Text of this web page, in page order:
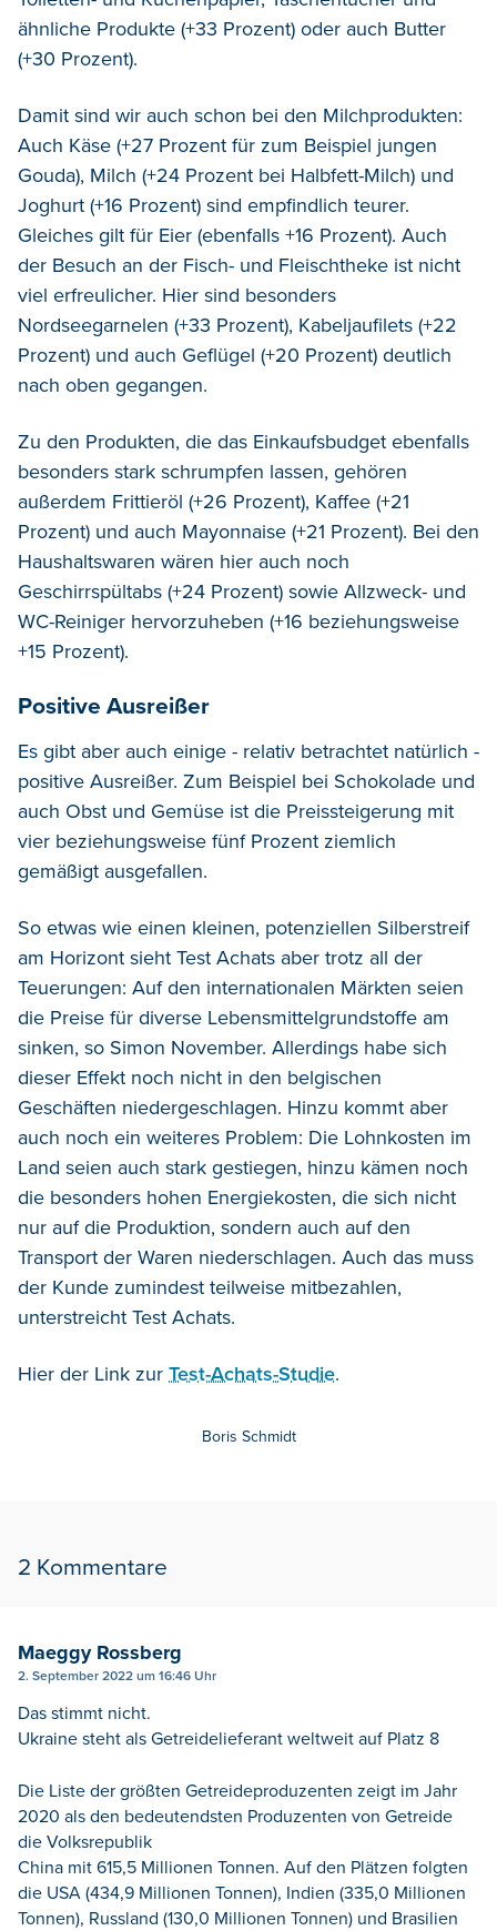
ähnliche Produkte (+33 Prozent) oder auch Butter
(+30 Prozent).
Damit sind wir auch schon bei den Milchprodukten:
Auch Käse (+27 Prozent für zum Beispiel jungen
Gouda), Milch (+24 Prozent bei Halbfett-Milch) und
Joghurt (+16 Prozent) sind empfindlich teurer.
Gleiches gilt für Eier (ebenfalls +16 Prozent). Auch
der Besuch an der Fisch- und Fleischtheke ist nicht
viel erfreulicher. Hier sind besonders
Nordseegarnelen (+33 Prozent), Kabeljaufilets (+22
Prozent) und auch Geflügel (+20 Prozent) deutlich
nach oben gegangen.
Zu den Produkten, die das Einkaufsbudget ebenfalls
besonders stark schrumpfen lassen, gehören
außerdem Frittieröl (+26 Prozent), Kaffee (+21
Prozent) und auch Mayonnaise (+21 Prozent). Bei den
Haushaltswaren wären hier auch noch
Geschirrspültabs (+24 Prozent) sowie Allzweck- und
WC-Reiniger hervorzuheben (+16 beziehungsweise
+15 Prozent).
Positive Ausreißer
Es gibt aber auch einige - relativ betrachtet natürlich -
positive Ausreißer. Zum Beispiel bei Schokolade und
auch Obst und Gemüse ist die Preissteigerung mit
vier beziehungsweise fünf Prozent ziemlich
gemäßigt ausgefallen.
So etwas wie einen kleinen, potenziellen Silberstreif
am Horizont sieht Test Achats aber trotz all der
Teuerungen: Auf den internationalen Märkten seien
die Preise für diverse Lebensmittelgrundstoffe am
sinken, so Simon November. Allerdings habe sich
dieser Effekt noch nicht in den belgischen
Geschäften niedergeschlagen. Hinzu kommt aber
auch noch ein weiteres Problem: Die Lohnkosten im
Land seien auch stark gestiegen, hinzu kämen noch
die besonders hohen Energiekosten, die sich nicht
nur auf die Produktion, sondern auch auf den
Transport der Waren niederschlagen. Auch das muss
der Kunde zumindest teilweise mitbezahlen,
unterstreicht Test Achats.
Hier der Link zur Test-Achats-Studie.
Boris Schmidt
2 Kommentare
Maeggy Rossberg
2. September 2022 um 16:46 Uhr
Das stimmt nicht.
Ukraine steht als Getreidelieferant weltweit auf Platz 8
Die Liste der größten Getreideproduzenten zeigt im Jahr
2020 als den bedeutendsten Produzenten von Getreide
die Volksrepublik
China mit 615,5 Millionen Tonnen. Auf den Plätzen folgten
die USA (434,9 Millionen Tonnen), Indien (335,0 Millionen
Tonnen), Russland (130,0 Millionen Tonnen) und Brasilien